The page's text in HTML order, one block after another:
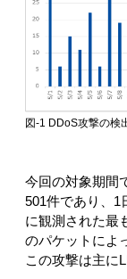
図-1 DDoS攻撃の検
今回の対象期間
501件であり、1
に観測された最
のパケットによ
この攻撃は主に